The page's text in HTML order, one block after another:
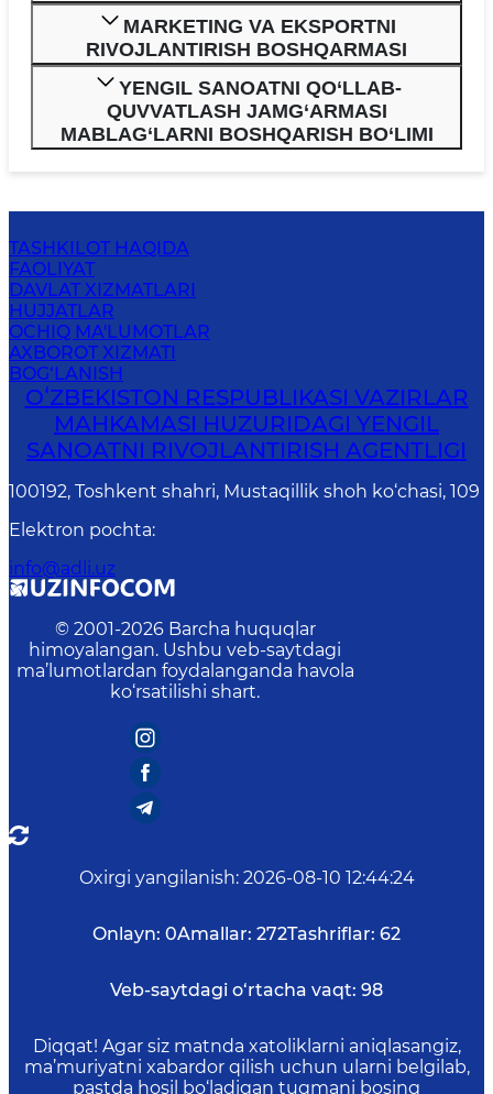
MARKETING VA EKSPORTNI
RIVOJLANTIRISH BOSHQARMASI
YENGIL SANOATNI QO‘LLAB-
QUVVATLASH JAMG‘ARMASI
MABLAG‘LARNI BOSHQARISH BO‘LIMI
TASHKILOT HAQIDA
FAOLIYAT
DAVLAT XIZMATLARI
HUJJATLAR
OCHIQ MA'LUMOTLAR
AXBOROT XIZMATI
BOG‘LANISH
OʻZBEKISTON RESPUBLIKASI VAZIRLAR
MAHKAMASI HUZURIDAGI YENGIL
SANOATNI RIVOJLANTIRISH AGENTLIGI
100192, Toshkent shahri, Mustaqillik shoh ko‘chasi, 109
Elektron pochta:
info@adli.uz
© 2001-2026 Barcha huquqlar
himoyalangan. Ushbu veb-saytdagi
ma’lumotlardan foydalanganda havola
ko‘rsatilishi shart.
Oxirgi yangilanish: 2026-08-10 12:44:24
Onlayn: 0Amallar: 272Tashriflar: 62
Veb-saytdagi o‘rtacha vaqt: 98
Diqqat! Agar siz matnda xatoliklarni aniqlasangiz,
ma’muriyatni xabardor qilish uchun ularni belgilab,
pastda hosil bo‘ladigan tugmani bosing